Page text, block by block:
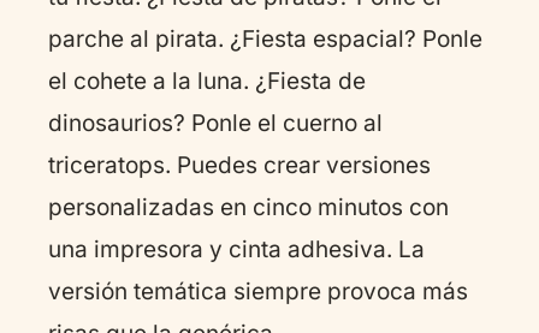
parche al pirata. ¿Fiesta espacial? Ponle
el cohete a la luna. ¿Fiesta de
dinosaurios? Ponle el cuerno al
triceratops. Puedes crear versiones
personalizadas en cinco minutos con
una impresora y cinta adhesiva. La
versión temática siempre provoca más